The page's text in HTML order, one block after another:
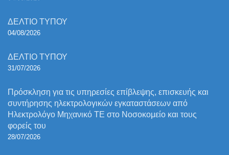
ΔΕΛΤΙΟ ΤΥΠΟΥ
04/08/2026
ΔΕΛΤΙΟ ΤΥΠΟΥ
31/07/2026
Πρόσκληση για τις υπηρεσίες επίβλεψης, επισκευής και
συντήρησης ηλεκτρολογικών εγκαταστάσεων από
Ηλεκτρολόγο Μηχανικό ΤΕ στο Νοσοκομείο και τους
φορείς του
28/07/2026